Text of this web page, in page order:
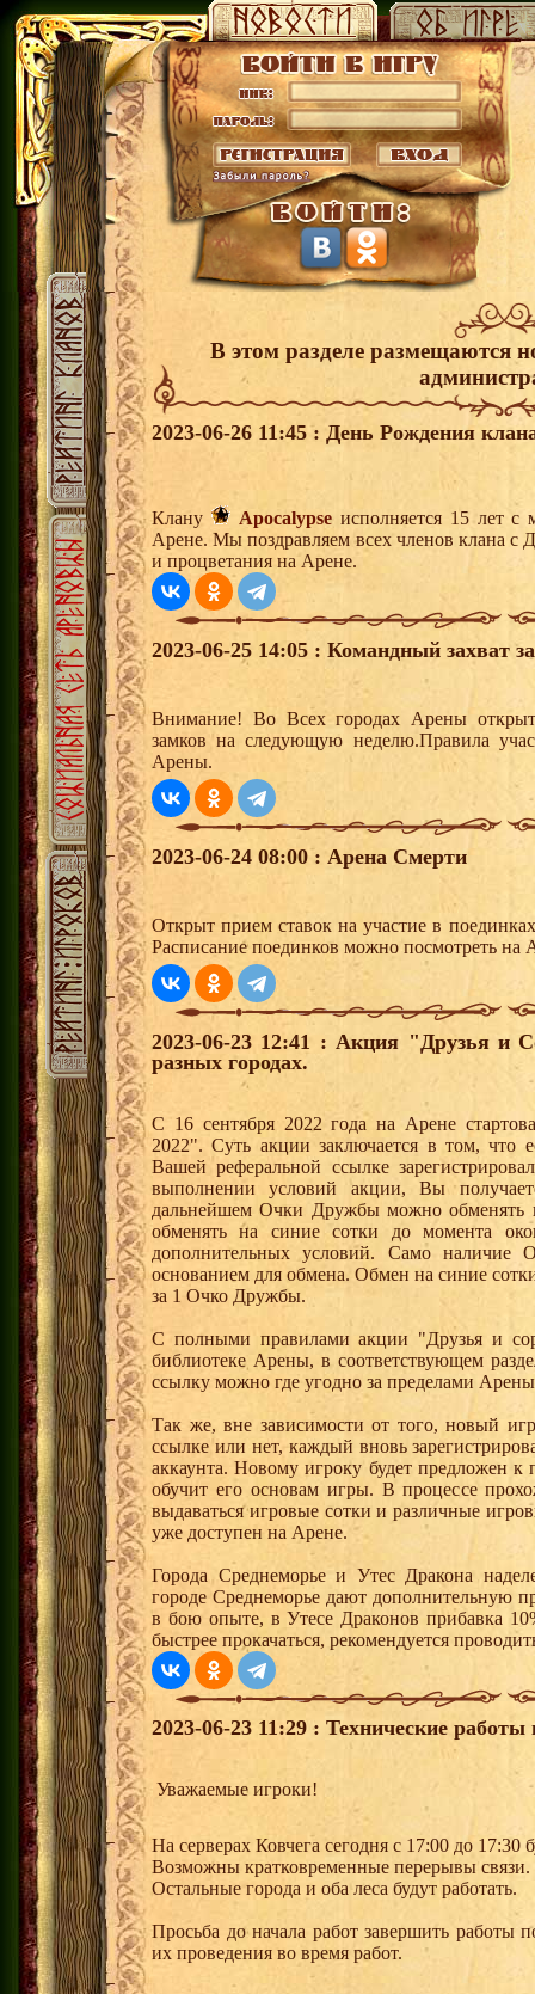
В этом разделе размещаются
2023-06-26 11:45 : День Рождения
Клану Apocalypseисполняется 15 лет с
Арене. Мы поздравляем всех членов клана с
и процветания на Арене.
2023-06-25 14:05 : Командный захват
Внимание! Во Всех городах Арены
замков на следующую неделю.Правила
Арены.
2023-06-24 08:00 : Арена Смерти
Открыт прием ставок на участие в
Расписание поединков можно посмотреть на
2023-06-23 12:41 : Акция "Друзья и
разных городах.
С 16 сентября 2022 года на Арене
2022". Суть акции заключается в том, что
Вашей реферальной ссылке
выполнении условий акции, Вы
дальнейшем Очки Дружбы можно
обменять на синие сотки до момента
дополнительных условий. Само наличие
основанием для обмена. Обмен на синие
за 1 Очко Дружбы.
С полными правилами акции "Друзья и
библиотеке Арены, в соответствующем
ссылку можно где угодно за пределами
Так же, вне зависимости от того, новый
ссылке или нет, каждый вновь
аккаунта. Новому игроку будет предложен
обучит его основам игры. В процессе
выдаваться игровые сотки и различные
уже доступен на Арене.
Города Среднеморье и Утес Дракона
городе Среднеморье дают дополнительную
в бою опыте, в Утесе Драконов прибавка
быстрее прокачаться, рекомендуется
2023-06-23 11:29 : Технические
Уважаемые игроки!
На серверах Ковчега сегодня с 17:00 до 17:30
Возможны кратковременные перерывы связи.
Остальные города и оба леса будут работать.
Просьба до начала работ завершить работы
их проведения во время работ.